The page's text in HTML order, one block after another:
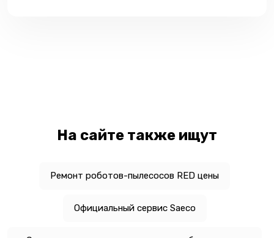
На сайте также ищут
Ремонт роботов-пылесосов RED цены
Официальный сервис Saeco